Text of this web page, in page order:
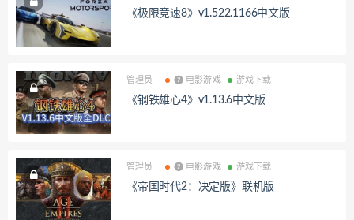
《极限竞速8》v1.522.1166中文版
管理员 ❼ 电影游戏 游戏下载
《钢铁雄心4》v1.13.6中文版
管理员 ❼ 电影游戏 游戏下载
《帝国时代2：决定版》联机版